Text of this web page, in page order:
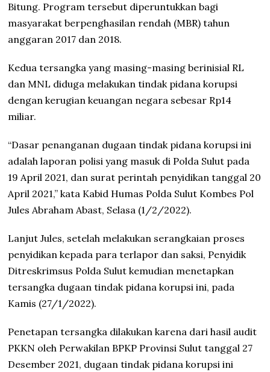
Bitung. Program tersebut diperuntukkan bagi
masyarakat berpenghasilan rendah (MBR) tahun
anggaran 2017 dan 2018.
Kedua tersangka yang masing-masing berinisial RL
dan MNL diduga melakukan tindak pidana korupsi
dengan kerugian keuangan negara sebesar Rp14
miliar.
“Dasar penanganan dugaan tindak pidana korupsi ini
adalah laporan polisi yang masuk di Polda Sulut pada
19 April 2021, dan surat perintah penyidikan tanggal 20
April 2021,” kata Kabid Humas Polda Sulut Kombes Pol
Jules Abraham Abast, Selasa (1/2/2022).
Lanjut Jules, setelah melakukan serangkaian proses
penyidikan kepada para terlapor dan saksi, Penyidik
Ditreskrimsus Polda Sulut kemudian menetapkan
tersangka dugaan tindak pidana korupsi ini, pada
Kamis (27/1/2022).
Penetapan tersangka dilakukan karena dari hasil audit
PKKN oleh Perwakilan BPKP Provinsi Sulut tanggal 27
Desember 2021, dugaan tindak pidana korupsi ini